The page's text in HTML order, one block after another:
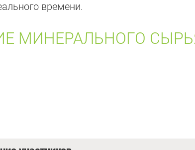
времени.
МИНЕРАЛЬНОГО